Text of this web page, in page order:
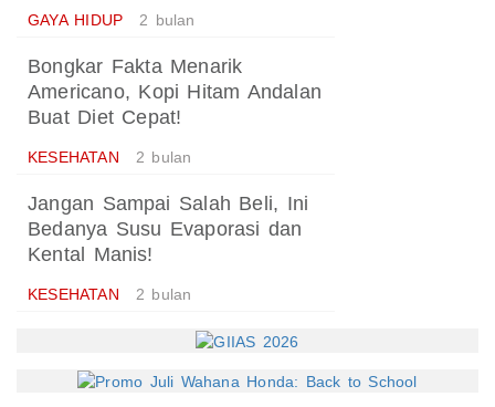
GAYA HIDUP 2 bulan
Bongkar Fakta Menarik
Americano, Kopi Hitam Andalan
Buat Diet Cepat!
KESEHATAN 2 bulan
Jangan Sampai Salah Beli, Ini
Bedanya Susu Evaporasi dan
Kental Manis!
KESEHATAN 2 bulan